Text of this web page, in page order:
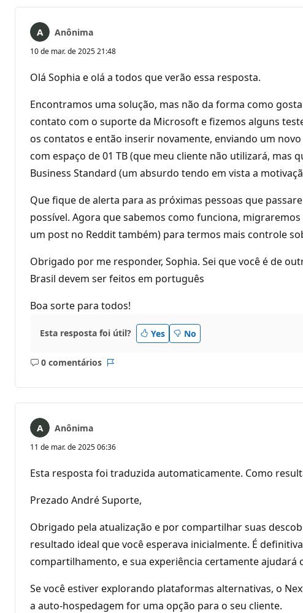
Anônima
10 de mar. de 2025 21:48
Olá Sophia e olá a todos que verão essa resposta.
Encontramos uma solução, mas não da forma como
contato com o suporte da Microsoft e fizemos alguns
os contatos e então inserir novamente, enviando um
com espaço de 01 TB (que meu cliente não utilizará,
Business Standard (um absurdo tendo em vista a
Que fique de alerta para as próximas pessoas que
possível. Agora que sabemos como funciona,
um post no Reddit também) para termos mais controle
Obrigado por me responder, Sophia. Sei que você é de
Brasil devem ser feitos em português
Boa sorte para todos!
Esta resposta foi útil? Yes No
0 comentários
Sem
Anônima
11 de mar. de 2025 06:36
Esta resposta foi traduzida automaticamente. Como
Prezado André Suporte,
Obrigado pela atualização e por compartilhar suas
resultado ideal que você esperava inicialmente. É
compartilhamento, e sua experiência certamente
Se você estiver explorando plataformas alternativas, o
a auto-hospedagem for uma opção para o seu cliente.